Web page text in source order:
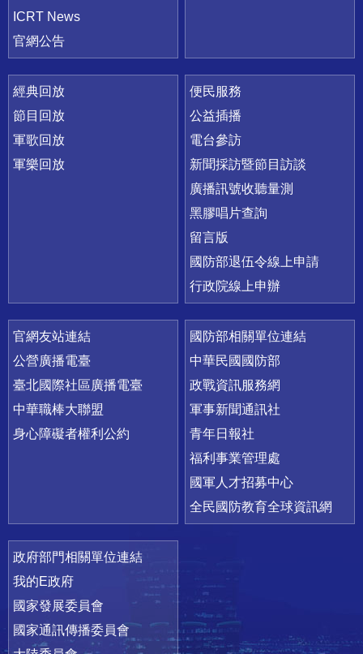
ICRT News
官網公告
經典回放
節目回放
軍歌回放
軍樂回放
便民服務
公益插播
電台參訪
新聞採訪暨節目訪談
廣播訊號收聽量測
黑膠唱片查詢
留言版
國防部退伍令線上申請
行政院線上申辦
官網友站連結
公營廣播電臺
臺北國際社區廣播電臺
中華職棒大聯盟
身心障礙者權利公約
國防部相關單位連結
中華民國國防部
政戰資訊服務網
軍事新聞通訊社
青年日報社
福利事業管理處
國軍人才招募中心
全民國防教育全球資訊網
政府部門相關單位連結
我的E政府
國家發展委員會
國家通訊傳播委員會